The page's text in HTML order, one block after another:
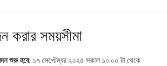
করার সময়সীমা
শুরু হবে: ১৭ সেপ্টেম্বর ২০২৫ সকাল ১০:০০ টা থেকে